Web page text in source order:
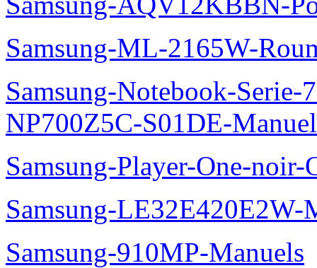
Samsung-ML-2165W-
Samsung-Notebook-
NP700Z5C-S01DE-
Samsung-Player-One-
Samsung-LE32E420E2W-
Samsung-910MP-Manuels